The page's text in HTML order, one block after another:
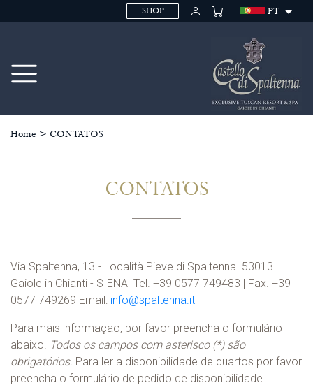
SHOP PT
Home > CONTATOS
CONTATOS
Via Spaltenna, 13 - Località Pieve di Spaltenna 53013
Gaiole in Chianti - SIENA Tel. +39 0577 749483 | Fax. +39
0577 749269 Email: info@spaltenna.it
Para mais informação, por favor preencha o formulário
abaixo. Todos os campos com asterisco (*) são
obrigatórios. Para ler a disponibilidade de quartos por favor
preencha o formulário de pedido de disponibilidade.